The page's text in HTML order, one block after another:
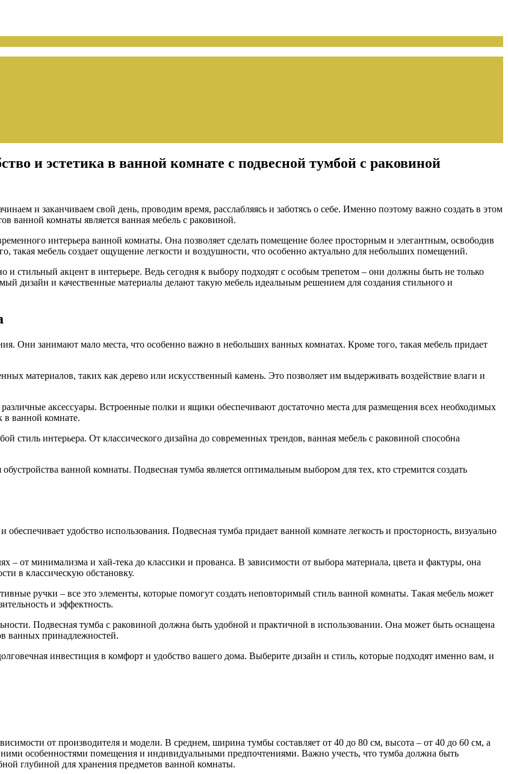
и эстетика в ванной комнате с подвесной тумбой с раковиной
и заканчиваем свой день, проводим время, расслабляясь и заботясь о себе. Именно поэтому важно создать в этом
комнаты является ванная мебель с раковиной.
интерьера ванной комнаты. Она позволяет сделать помещение более просторным и элегантным, освободив
такая мебель создает ощущение легкости и воздушности, что особенно актуально для небольших помещений.
и стильный акцент в интерьере. Ведь сегодня к выбору подходят с особым трепетом – они должны быть не только
дизайн и качественные материалы делают такую мебель идеальным решением для создания стильного и
Они занимают мало места, что особенно важно в небольших ванных комнатах. Кроме того, такая мебель придает
материалов, таких как дерево или искусственный камень. Это позволяет им выдерживать воздействие влаги и
аксессуары. Встроенные полки и ящики обеспечивают достаточно места для размещения всех необходимых
в ванной комнате.
стиль интерьера. От классического дизайна до современных трендов, ванная мебель с раковиной способна
ванной комнаты. Подвесная тумба является оптимальным выбором для тех, кто стремится создать
удобство использования. Подвесная тумба придает ванной комнате легкость и просторность, визуально
– от минимализма и хай-тека до классики и прованса. В зависимости от выбора материала, цвета и фактуры, она
в классическую обстановку.
ручки – все это элементы, которые помогут создать неповторимый стиль ванной комнаты. Такая мебель может
и эффектность.
Подвесная тумба с раковиной должна быть удобной и практичной в использовании. Она может быть оснащена
ванных принадлежностей.
инвестиция в комфорт и удобство вашего дома. Выберите дизайн и стиль, которые подходят именно вам, и
от производителя и модели. В среднем, ширина тумбы составляет от 40 до 80 см, высота – от 40 до 60 см, а
особенностями помещения и индивидуальными предпочтениями. Важно учесть, что тумба должна быть
глубиной для хранения предметов ванной комнаты.